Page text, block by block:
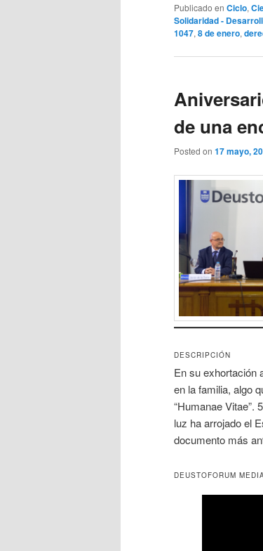
Publicado en Ciclo,
Solidaridad -
1047, 8 de enero,
de una
Posted on 17 mayo,
DESCRIPCIÓN
En su exhortación
en la familia, algo
“Humanae Vitae”.
luz ha arrojado el
documento más
DEUSTOFORUM MEDIA